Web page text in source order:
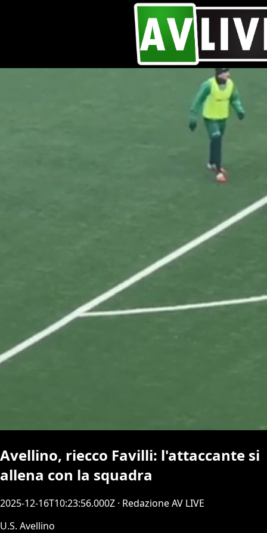
Avellino, riecco Favilli: l'attaccante si
allena con la squadra
2025-12-16T10:23:56.000Z · Redazione AV LIVE
U.S. Avellino